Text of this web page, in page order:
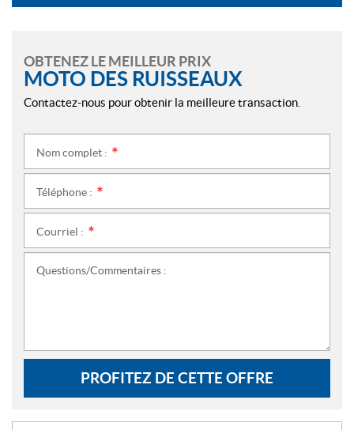
OBTENEZ LE MEILLEUR PRIX
MOTO DES RUISSEAUX
Contactez-nous pour obtenir la meilleure transaction.
Nom complet :
Téléphone :
Courriel :
Questions/Commentaires :
PROFITEZ DE CETTE OFFRE